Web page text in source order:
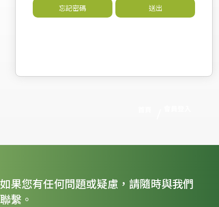
忘記密碼 送出
如果您有任何問題或疑慮，請隨時與我們
聯繫。